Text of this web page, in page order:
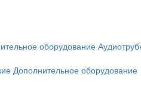
оборудование
Дополнительное оборудование